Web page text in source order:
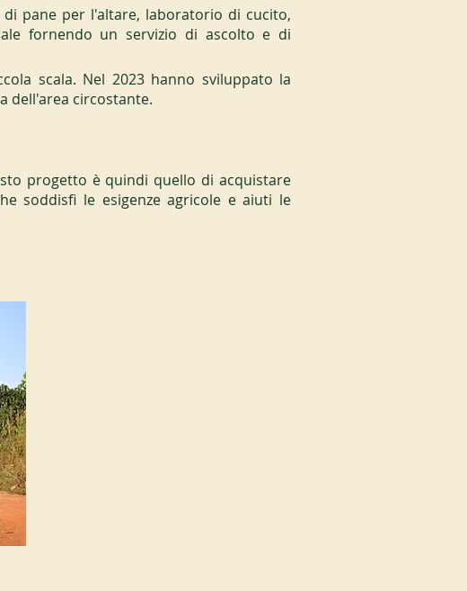
pane per l'altare, laboratorio di cucito,
fornendo un servizio di ascolto e di
scala. Nel 2023 hanno sviluppato la
dell'area circostante.
progetto è quindi quello di acquistare
soddisfi le esigenze agricole e aiuti le